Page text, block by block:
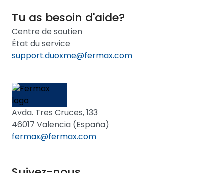
Tu as besoin d'aide?
Centre de soutien
État du service
support.duoxme@fermax.com
Avda. Tres Cruces, 133
46017 Valencia (España)
fermax@fermax.com